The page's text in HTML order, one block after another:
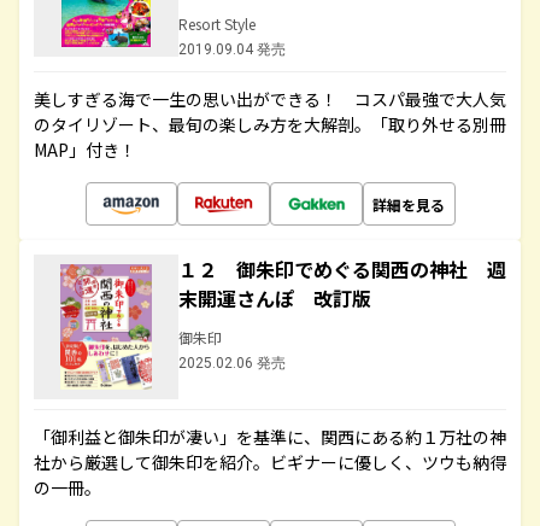
Resort Style
2019.09.04 発売
美しすぎる海で一生の思い出ができる！ コスパ最強で大人気
のタイリゾート、最旬の楽しみ方を大解剖。「取り外せる別冊
MAP」付き！
詳細を見る
１２ 御朱印でめぐる関西の神社 週
末開運さんぽ 改訂版
御朱印
2025.02.06 発売
「御利益と御朱印が凄い」を基準に、関西にある約１万社の神
社から厳選して御朱印を紹介。ビギナーに優しく、ツウも納得
の一冊。